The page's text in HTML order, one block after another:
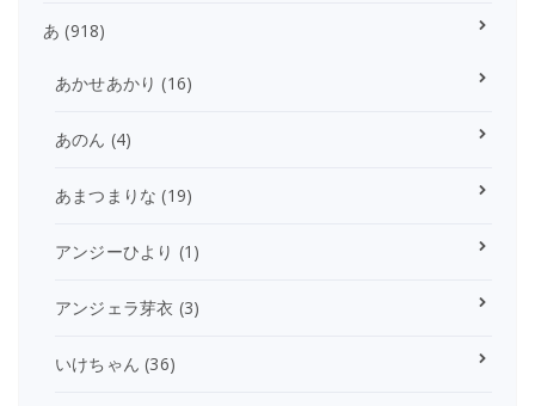
あ (918)
あかせあかり (16)
あのん (4)
あまつまりな (19)
アンジーひより (1)
アンジェラ芽衣 (3)
いけちゃん (36)